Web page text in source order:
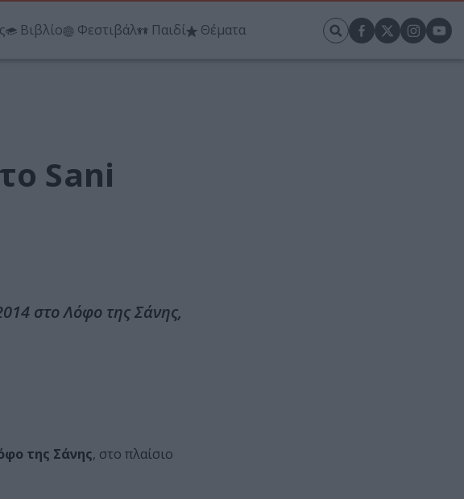
Βιβλίο Φεστιβάλ Παιδί Θέματα
Sani
στο Λόφο της Σάνης,
της Σάνης, στο πλαίσιο